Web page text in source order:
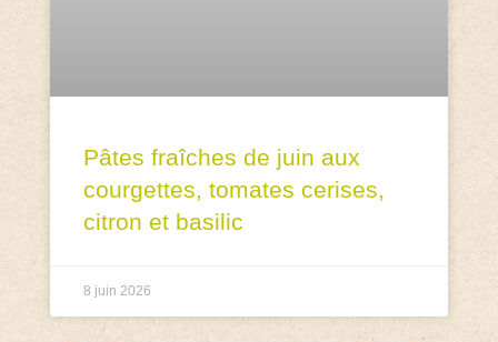
Pâtes fraîches de juin aux
courgettes, tomates cerises,
citron et basilic
8 juin 2026